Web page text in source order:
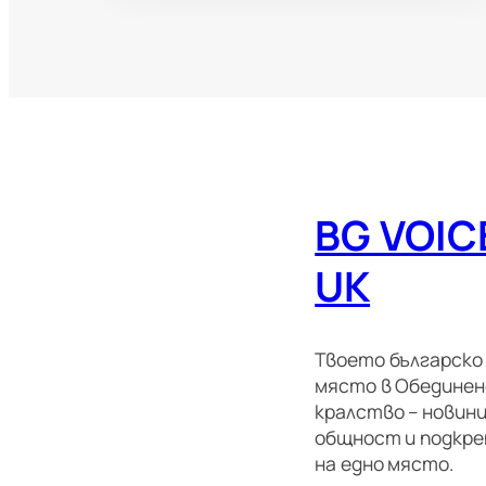
BG
UK
Твоето българско
място в
кралство –
общност и
на едно място.